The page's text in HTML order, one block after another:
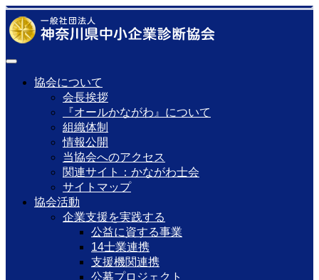
協会について
会長挨拶
『オールかながわ』について
組織体制
情報公開
当協会へのアクセス
関連サイト：かながわ士会
サイトマップ
協会活動
企業支援を実践する
公益に資する事業
14士業連携
支援機関連携
公募プロジェクト